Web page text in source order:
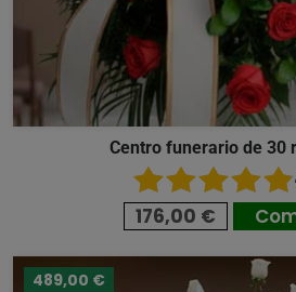
Centro funerario de 30
176,00 €
489,00 €